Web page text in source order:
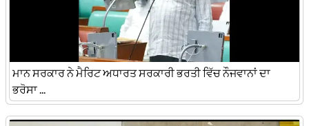
ਮਾਨ ਸਰਕਾਰ ਨੇ ਮੈਰਿਟ ਅਧਾਰਤ ਸਰਕਾਰੀ ਭਰਤੀ ਵਿੱਚ ਨੌਜਵਾਨਾਂ ਦਾ
ਭਰੋਸਾ ...